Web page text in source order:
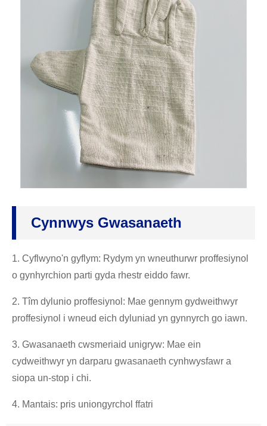
Cynnwys Gwasanaeth
1. Cyflwyno'n gyflym: Rydym yn wneuthurwr proffesiynol
o gynhyrchion parti gyda rhestr eiddo fawr.
2. Tîm dylunio proffesiynol: Mae gennym gydweithwyr
proffesiynol i wneud eich dyluniad yn gynnyrch go iawn.
3. Gwasanaeth cwsmeriaid unigryw: Mae ein
cydweithwyr yn darparu gwasanaeth cynhwysfawr a
siopa un-stop i chi.
4. Mantais: pris uniongyrchol ffatri